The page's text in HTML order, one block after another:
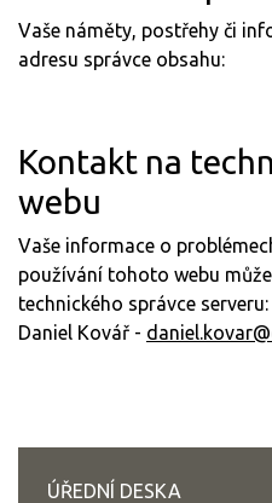
Vaše náměty, postřehy či
adresu správce obsahu:
Kontakt na
webu
Vaše informace o
používání tohoto webu
technického správce serveru:
Daniel Kovář -
ÚŘEDNÍ DESKA